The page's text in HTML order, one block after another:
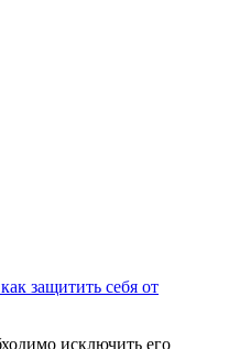
защитить себя от
исключить его